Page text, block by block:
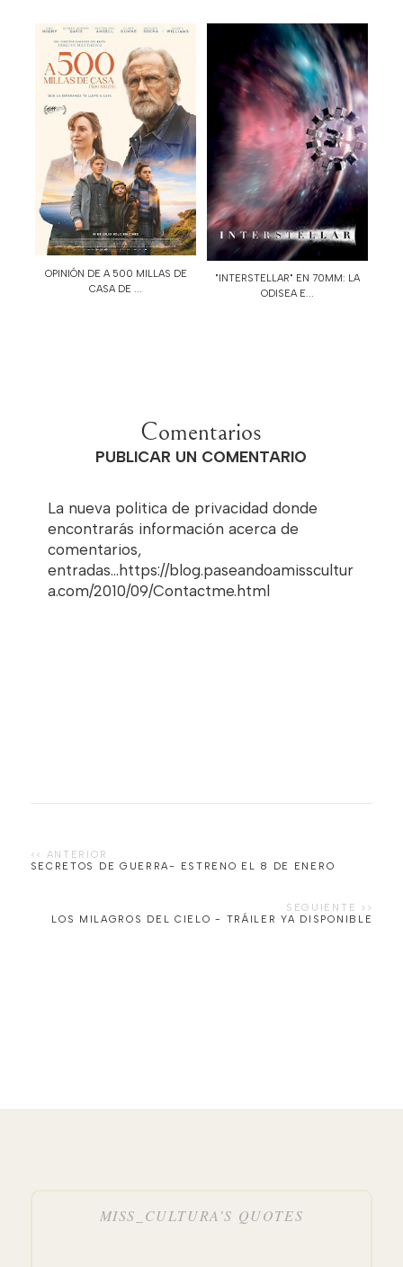
OPINIÓN DE A 500 MILLAS DE
CASA DE ...
"INTERSTELLAR" EN 70MM: LA
ODISEA E...
Comentarios
PUBLICAR UN COMENTARIO
La nueva politica de privacidad donde
encontrarás información acerca de
comentarios,
entradas...https://blog.paseandoamisscultur
a.com/2010/09/Contactme.html
SECRETOS DE GUERRA- ESTRENO EL 8 DE ENERO
MISS_CULTURA’S QUOTES